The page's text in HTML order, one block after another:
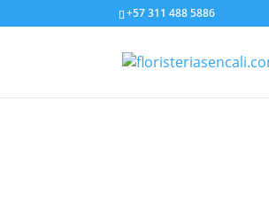
+57 311 488 5886